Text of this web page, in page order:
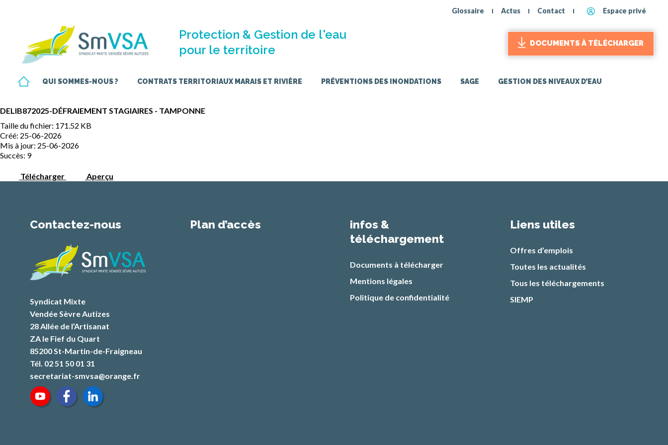
Glossaire Actus Contact Espace privé
Protection & Gestion de l'eau
pour le territoire
DOCUMENTS À TÉLÉCHARGER
QUI SOMMES-NOUS ? CONTRATS TERRITORIAUX MARAIS ET RIVIÈRE PRÉVENTIONS DES INONDATIONS SAGE GESTION DES NIVEAUX D’EAU
DELIB872025-DÉFRAIEMENT STAGIAIRES - TAMPONNE
Taille du fichier: 171.52 KB
Créé: 25-06-2026
Mis à jour: 25-06-2026
Succès: 9
Télécharger Aperçu
Contactez-nous
Syndicat Mixte
Vendée Sèvre Autizes
28 Allée de l’Artisanat
ZA le Fief du Quart
85200 St-Martin-de-Fraigneau
Tél. 02 51 50 01 31
secretariat-smvsa@orange.fr
Plan d’accès
infos &
téléchargement
Documents à télécharger
Mentions légales
Politique de confidentialité
Liens utiles
Offres d’emplois
Toutes les actualités
Tous les téléchargements
SIEMP